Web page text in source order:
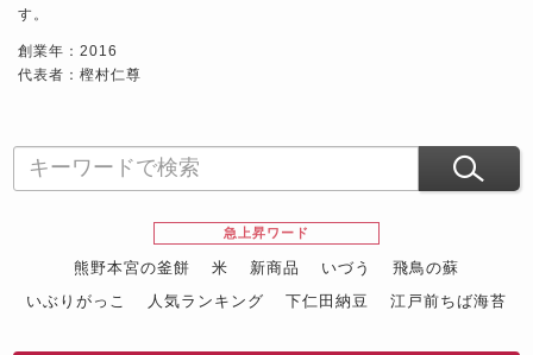
す。
創業年：2016
代表者：樫村仁尊
急上昇ワード
熊野本宮の釜餅 米 新商品 いづう
飛鳥の蘇
いぶりがっこ
人気ランキング 下仁田納豆
江戸前ちば海苔